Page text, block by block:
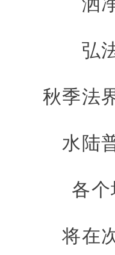
洒
弘
秋季法
水陆
各
将在